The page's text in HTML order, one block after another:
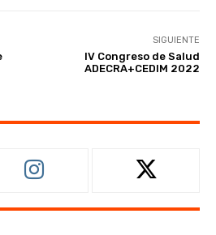
SIGUIENTE
IV Congreso de Salud
ADECRA+CEDIM 2022